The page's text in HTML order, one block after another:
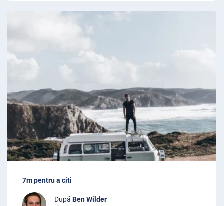
7m pentru a citi
După Ben Wilder